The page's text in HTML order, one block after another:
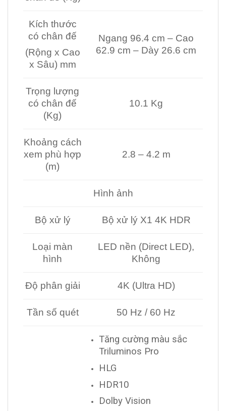
Kích thước
có chân đế
(Rộng x Cao
x Sâu) mm
Ngang 96.4 cm – Cao
62.9 cm – Dày 26.6 cm
Trọng lượng
có chân đế
(Kg)
10.1 Kg
Khoảng cách
xem phù hợp
(m)
2.8 – 4.2 m
Hình ảnh
Bộ xử lý Bộ xử lý X1 4K HDR
Loại màn
hình
LED nền (Direct LED),
Không
Độ phân giải 4K (Ultra HD)
Tần số quét 50 Hz / 60 Hz
Tăng cường màu sắc
Triluminos Pro
HLG
HDR10
Dolby Vision